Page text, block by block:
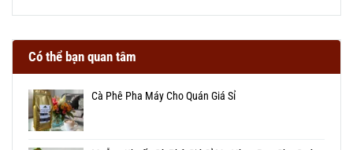
Có thể bạn quan tâm
Cà Phê Pha Máy Cho Quán Giá Sỉ